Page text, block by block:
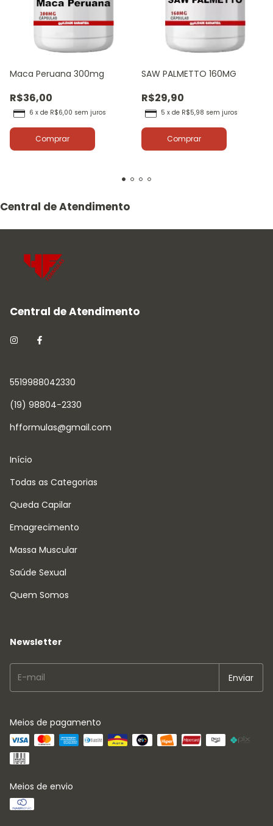
Maca Peruana 300mg
R$36,00
6 x de R$6,00 sem juros
Comprar
SAW PALMETTO 160MG
R$29,90
5 x de R$5,98 sem juros
Comprar
5519988042330
(19) 98804-2330
hfformulas@gmail.com
Início
Todas as Categorias
Queda Capilar
Emagrecimento
Massa Muscular
Saúde Sexual
Quem Somos
Newsletter
Meios de pagamento
Meios de envio